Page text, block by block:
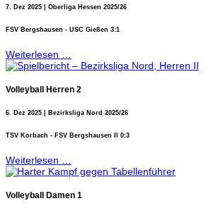
7. Dez 2025 | Oberliga Hessen 2025/26
FSV Bergshausen - USC Gießen 3:1
Weiterlesen …
Volleyball Herren 2
6. Dez 2025 | Bezirksliga Nord 2025/26
TSV Korbach - FSV Bergshausen II 0:3
Weiterlesen …
Volleyball Damen 1